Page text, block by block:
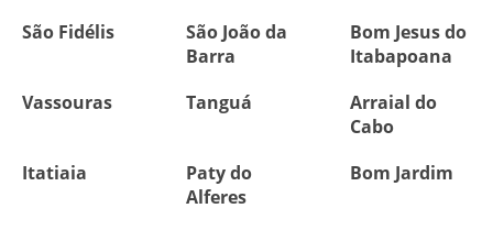
São Fidélis
São João da
Barra
Bom Jesus do
Itabapoana
Vassouras
Tanguá
Arraial do
Cabo
Itatiaia
Paty do
Alferes
Bom Jardim